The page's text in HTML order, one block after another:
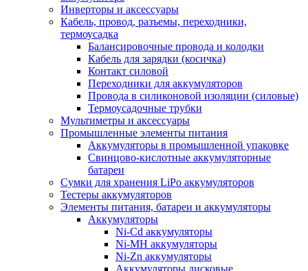
Инверторы и аксессуары
Кабель, провод, разъемы, переходники,
термоусадка
Балансировочные провода и колодки
Кабель для зарядки (косичка)
Контакт силовой
Переходники для аккумуляторов
Провода в силиконовой изоляции (силовые)
Термоусадочные трубки
Мультиметры и аксессуары
Промышленные элементы питания
Аккумуляторы в промышленной упаковке
Свинцово-кислотные аккумуляторные
батареи
Сумки для хранения LiPo аккумуляторов
Тестеры аккумуляторов
Элементы питания, батареи и аккумуляторы
Аккумуляторы
Ni-Cd аккумуляторы
Ni-MH аккумуляторы
Ni-Zn аккумуляторы
Аккумуляторы дисковые